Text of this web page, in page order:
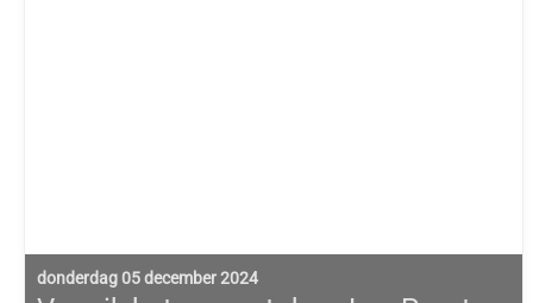
donderdag 05 december 2024